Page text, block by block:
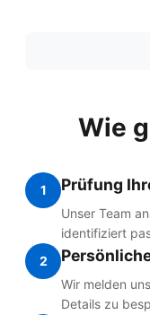
Wie
1 Prüfung
Unser Team
identifiziert
2
Wir melden
Details zu